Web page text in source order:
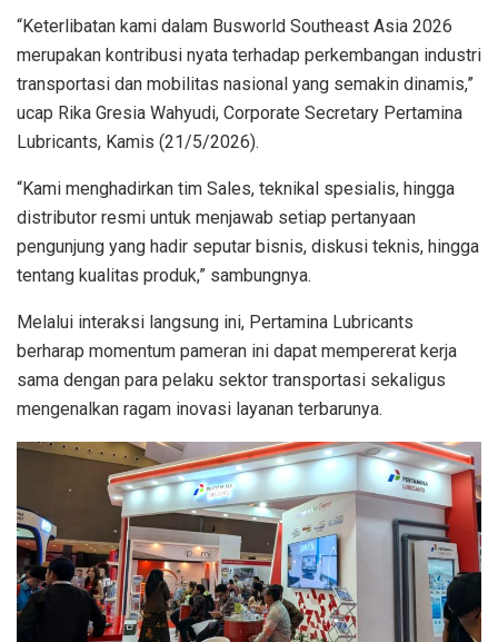
“Keterlibatan kami dalam Busworld Southeast Asia 2026
merupakan kontribusi nyata terhadap perkembangan industri
transportasi dan mobilitas nasional yang semakin dinamis,”
ucap Rika Gresia Wahyudi, Corporate Secretary Pertamina
Lubricants, Kamis (21/5/2026).
“Kami menghadirkan tim Sales, teknikal spesialis, hingga
distributor resmi untuk menjawab setiap pertanyaan
pengunjung yang hadir seputar bisnis, diskusi teknis, hingga
tentang kualitas produk,” sambungnya.
Melalui interaksi langsung ini, Pertamina Lubricants
berharap momentum pameran ini dapat mempererat kerja
sama dengan para pelaku sektor transportasi sekaligus
mengenalkan ragam inovasi layanan terbarunya.